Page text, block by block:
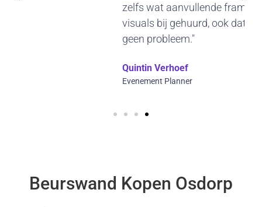
zelfs wat aanvullende frames en
visuals bij gehuurd, ook dat was
geen probleem."
Quintin Verhoef
Evenement Planner
Beurswand Kopen Osdorp